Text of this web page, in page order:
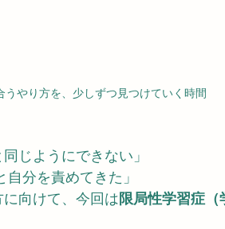
うやり方を、少しずつ見つけていく時間
じようにできない」
分を責めてきた」
向けて、今回は 限局性学習症